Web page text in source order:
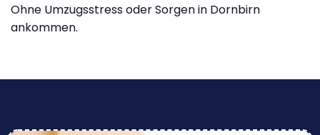
Ohne Umzugsstress oder Sorgen in Dornbirn
ankommen.